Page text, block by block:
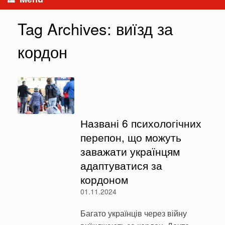
Tag Archives: виїзд за
кордон
Названі 6 психологічних
перепон, що можуть
заважати українцям
адаптуватися за
кордоном
01.11.2024
Багато українців через війну